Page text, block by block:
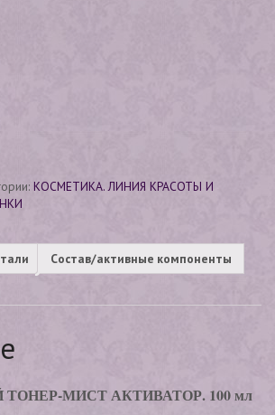
КОСМЕТИКА. ЛИНИЯ КРАСОТЫ И
Состав/активные компоненты
МИСТ АКТИВАТОР. 100 мл